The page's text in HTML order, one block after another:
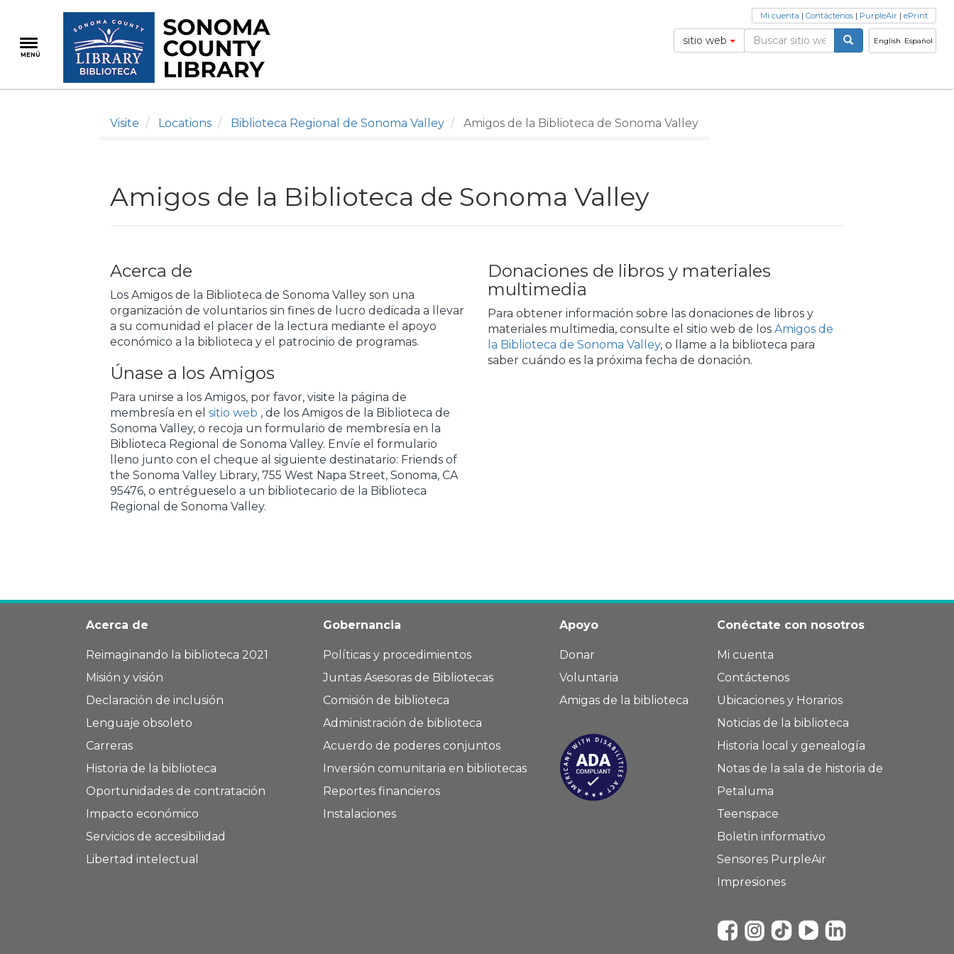
contenido
principal
MENÚ
English Español
sitio web
Mi cuenta | Contáctenos | PurpleAir | ePrint
Visite Locations Biblioteca Regional de Sonoma Valley Amigos de la Biblioteca de Sonoma Valley
Amigos de la Biblioteca de Sonoma Valley
Acerca de
Los Amigos de la Biblioteca de Sonoma Valley son una
organización de voluntarios sin fines de lucro dedicada a llevar
a su comunidad el placer de la lectura mediante el apoyo
económico a la biblioteca y el patrocinio de programas.
Únase a los Amigos
Para unirse a los Amigos, por favor, visite la página de
membresía en el sitio web , de los Amigos de la Biblioteca de
Sonoma Valley, o recoja un formulario de membresía en la
Biblioteca Regional de Sonoma Valley. Envíe el formulario
lleno junto con el cheque al siguiente destinatario: Friends of
the Sonoma Valley Library, 755 West Napa Street, Sonoma, CA
95476, o entrégueselo a un bibliotecario de la Biblioteca
Regional de Sonoma Valley.
Donaciones de libros y materiales
multimedia
Para obtener información sobre las donaciones de libros y
materiales multimedia, consulte el sitio web de los Amigos de
la Biblioteca de Sonoma Valley, o llame a la biblioteca para
saber cuándo es la próxima fecha de donación.
Acerca de
Reimaginando la biblioteca 2021
Misión y visión
Declaración de inclusión
Lenguaje obsoleto
Carreras
Historia de la biblioteca
Oportunidades de contratación
Impacto económico
Servicios de accesibilidad
Libertad intelectual
Gobernancia
Políticas y procedimientos
Juntas Asesoras de Bibliotecas
Comisión de biblioteca
Administración de biblioteca
Acuerdo de poderes conjuntos
Inversión comunitaria en bibliotecas
Reportes financieros
Instalaciones
Apoyo
Donar
Voluntaria
Amigas de la biblioteca
Conéctate con nosotros
Mi cuenta
Contáctenos
Ubicaciones y Horarios
Noticias de la biblioteca
Historia local y genealogía
Notas de la sala de historia de
Petaluma
Teenspace
Boletin informativo
Sensores PurpleAir
Impresiones